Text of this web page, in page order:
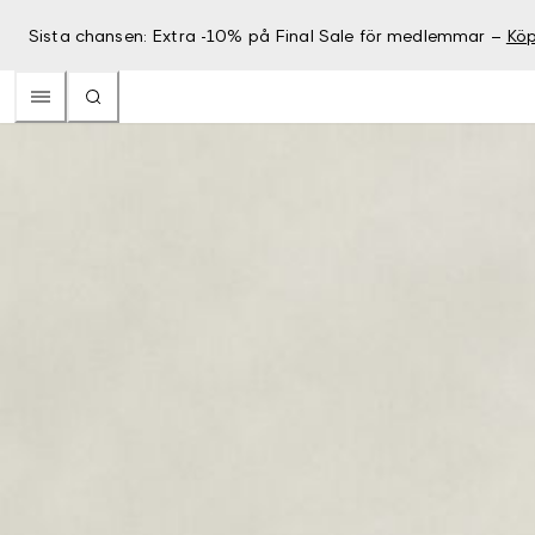
Sista chansen: Extra -10% på Final Sale för medlemmar –